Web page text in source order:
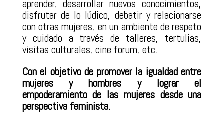
aprender, desarrollar nuevos conocimientos,
disfrutar de lo lúdico, debatir y relacionarse
con otras mujeres, en un ambiente de respeto
y cuidado a través de talleres, tertulias,
visitas culturales, cine forum, etc.
Con el objetivo de promover la igualdad entre
mujeres y hombres y lograr el
empoderamiento de las mujeres desde una
perspectiva feminista.